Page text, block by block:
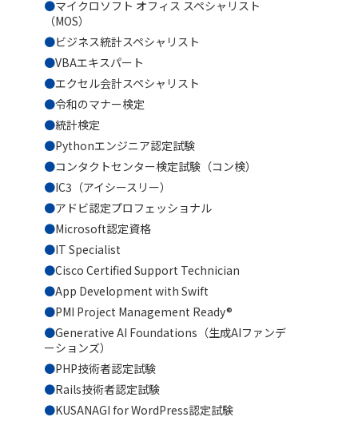
マイクロソフト オフィス スペシャリスト
（MOS）
ビジネス統計スペシャリスト
VBAエキスパート
エクセル会計スペシャリスト
令和のマナー検定
統計検定
Pythonエンジニア認定試験
コンタクトセンター検定試験（コン検）
IC3（アイシースリー）
アドビ認定プロフェッショナル
Microsoft認定資格
IT Specialist
Cisco Certified Support Technician
App Development with Swift
PMI Project Management Ready®
Generative AI Foundations（生成AIファンデ
ーションズ）
PHP技術者認定試験
Rails技術者認定試験
KUSANAGI for WordPress認定試験